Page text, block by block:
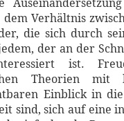
dem Verhältnis
die sich durch
der an der
ist.
Theorien mit
Einblick in
sind, sich auf eine